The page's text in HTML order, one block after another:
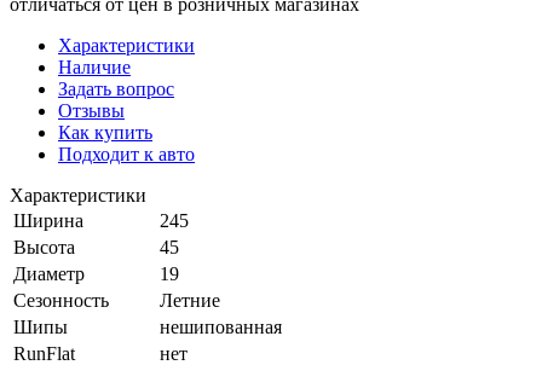
Характеристики
Наличие
Задать вопрос
Отзывы
Как купить
Подходит к авто
Характеристики
Ширина
245
Высота
45
Диаметр
19
Сезонность
Летние
Шипы
нешипованная
RunFlat
нет